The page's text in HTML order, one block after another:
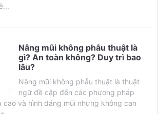
Nâng mũi không phẫu thuật là
gì? An toàn không? Duy trì bao
lâu?
Nâng mũi không phẫu thuật là thuật
ngữ đề cập đến các phương pháp
cao và hình dáng mũi nhưng không can